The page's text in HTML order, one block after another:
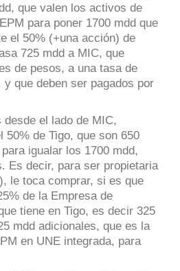
que valen los activos de
para poner 1700 mdd que
el 50% (+una acción) de
725 mdd a MIC, que
de pesos, a una tasa de
y que deben ser pagados por
el lado de MIC,
50% de Tigo, que son 650
igualar los 1700 mdd,
Es decir, para ser propietaria
le toca comprar, si es que
de la Empresa de
tiene en Tigo, es decir 325
mdd adicionales, que es la
en UNE integrada, para